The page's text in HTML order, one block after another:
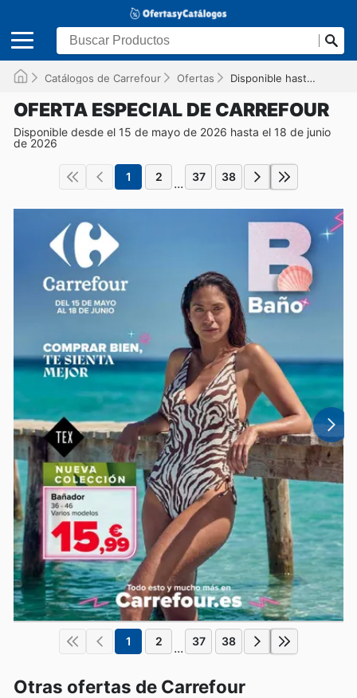
Catálogos de Carrefour Ofertas Disponible hasta el 18/06/2026
OFERTA ESPECIAL DE CARREFOUR
Disponible desde el 15 de mayo de 2026 hasta el 18 de junio
de 2026
1 2 ... 37 38
1 2 ... 37 38
Otras ofertas de Carrefour